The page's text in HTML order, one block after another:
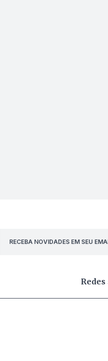
RECEBA NOVIDADES EM SEU